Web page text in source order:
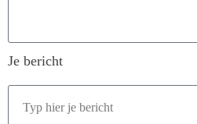
Je bericht